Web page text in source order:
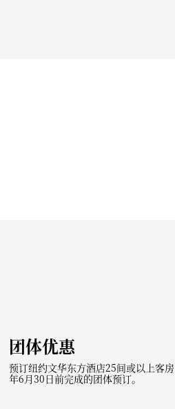
团体优惠
预订纽约文华东方酒店25间或以上客
年6月30日前完成的团体预订。